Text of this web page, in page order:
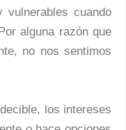
vulnerables cuando
alguna razón que
no nos sentimos
los intereses